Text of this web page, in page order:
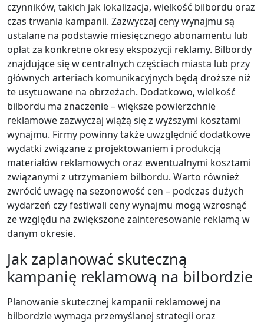
czynników, takich jak lokalizacja, wielkość bilbordu oraz
czas trwania kampanii. Zazwyczaj ceny wynajmu są
ustalane na podstawie miesięcznego abonamentu lub
opłat za konkretne okresy ekspozycji reklamy. Bilbordy
znajdujące się w centralnych częściach miasta lub przy
głównych arteriach komunikacyjnych będą droższe niż
te usytuowane na obrzeżach. Dodatkowo, wielkość
bilbordu ma znaczenie – większe powierzchnie
reklamowe zazwyczaj wiążą się z wyższymi kosztami
wynajmu. Firmy powinny także uwzględnić dodatkowe
wydatki związane z projektowaniem i produkcją
materiałów reklamowych oraz ewentualnymi kosztami
związanymi z utrzymaniem bilbordu. Warto również
zwrócić uwagę na sezonowość cen – podczas dużych
wydarzeń czy festiwali ceny wynajmu mogą wzrosnąć
ze względu na zwiększone zainteresowanie reklamą w
danym okresie.
Jak zaplanować skuteczną
kampanię reklamową na bilbordzie
Planowanie skutecznej kampanii reklamowej na
bilbordzie wymaga przemyślanej strategii oraz